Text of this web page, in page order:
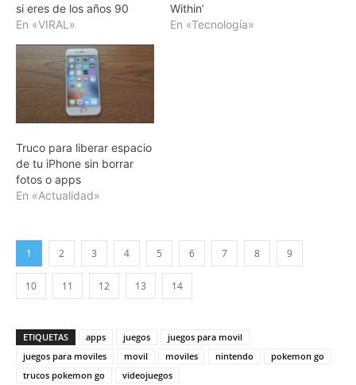
si eres de los años 90
En «VIRAL»
Within’
En «Tecnología»
Truco para liberar espacio
de tu iPhone sin borrar
fotos o apps
En «Actualidad»
1 2 3 4 5 6 7 8 9
10 11 12 13 14
ETIQUETAS apps juegos
juegos para movil
juegos para moviles
movil moviles nintendo
pokemon go
trucos pokemon go
videojuegos